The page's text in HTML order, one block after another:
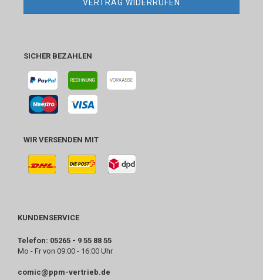
VERTRAG WIDERRUFEN
SICHER BEZAHLEN
WIR VERSENDEN MIT
KUNDENSERVICE
Telefon: 05265 - 9 55 88 55
Mo - Fr von 09:00 - 16:00 Uhr
comic@ppm-vertrieb.de